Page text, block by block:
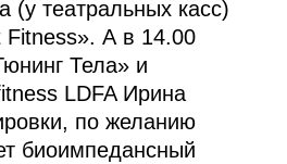
театральных касс)
Fitness». А в 14.00
Тела» и
LDFA Ирина
по желанию
биоимпедансный